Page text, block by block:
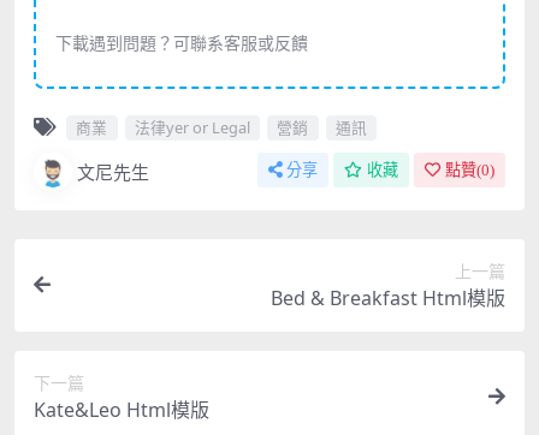
下載遇到問題？可聯系客服或反饋
商業 法律yer or Legal 營銷 通訊
文尼先生 分享 收藏 點贊(0)
上一篇
Bed & Breakfast Html模版
下一篇
Kate&Leo Html模版